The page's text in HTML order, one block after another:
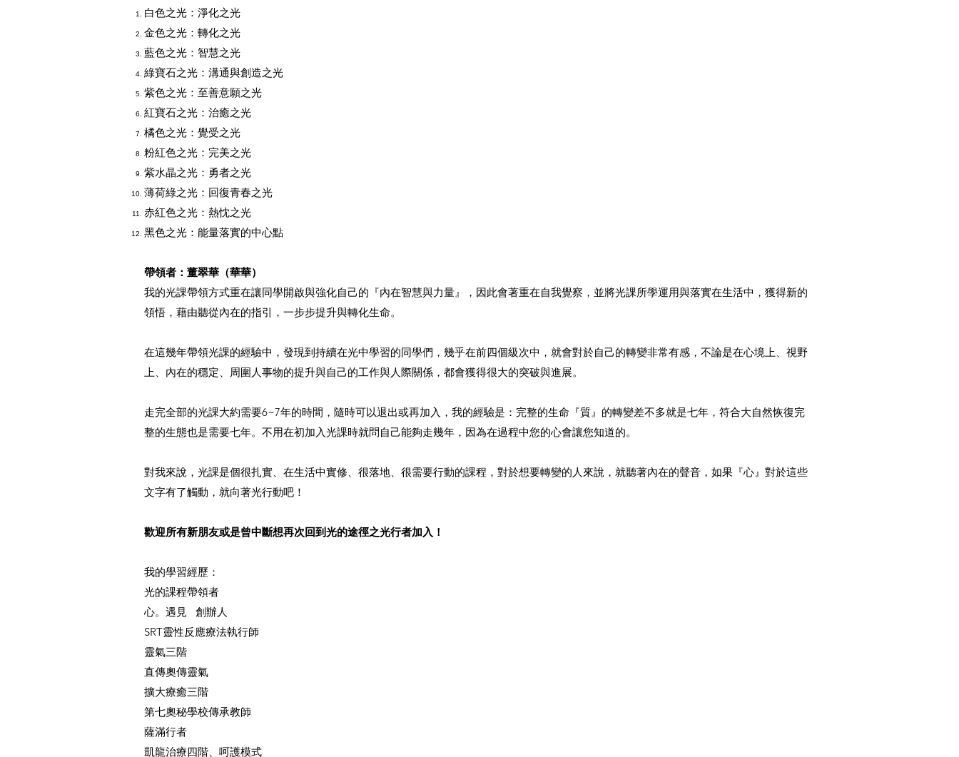
白色之光：淨化之光
金色之光：轉化之光
藍色之光：智慧之光
綠寶石之光：溝通與創造之光
紫色之光：至善意願之光
紅寶石之光：治癒之光
橘色之光：覺受之光
粉紅色之光：完美之光
紫水晶之光：勇者之光
薄荷綠之光：回復青春之光
赤紅色之光：熱忱之光
黑色之光：能量落實的中心點
帶領者：董翠華（華華）
我的光課帶領方式重在讓同學開啟與強化自己的『內在智慧與力量』，因此會著重在自我覺察，並將光課所學運用與落實在生活中，獲得新的
領悟，藉由聽從內在的指引，一步步提升與轉化生命。
在這幾年帶領光課的經驗中，發現到持續在光中學習的同學們，幾乎在前四個級次中，就會對於自己的轉變非常有感，不論是在心境上、視野
上、內在的穩定、周圍人事物的提升與自己的工作與人際關係，都會獲得很大的突破與進展。
走完全部的光課大約需要6~7年的時間，隨時可以退出或再加入，我的經驗是：完整的生命『質』的轉變差不多就是七年，符合大自然恢復完
整的生態也是需要七年。不用在初加入光課時就問自己能夠走幾年，因為在過程中您的心會讓您知道的。
對我來說，光課是個很扎實、在生活中實修、很落地、很需要行動的課程，對於想要轉變的人來說，就聽著內在的聲音，如果『心』對於這些
文字有了觸動，就向著光行動吧！
歡迎所有新朋友或是曾中斷想再次回到光的途徑之光行者加入！
我的學習經歷：
光的課程帶領者
心。遇見 創辦人
SRT靈性反應療法執行師
靈氣三階
直傳奧傳靈氣
擴大療癒三階
第七奧秘學校傳承教師
薩滿行者
凱龍治療四階、呵護模式